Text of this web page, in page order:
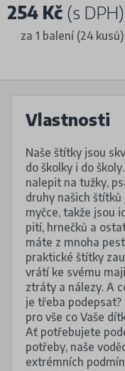
254 Kč (s DPH)
za 1 balení (24 kusů)
Vlastnosti
Naše štítky jsou
do školky i do
nalepit na tužky,
druhy našich štítků
myčce, takže jsou
pití, hrnečků a
máte z mnoha
praktické štítky
vrátí ke svému
ztráty a nálezy. A
je třeba
pro vše co Vaše
Ať potřebujete
potřeby, naše
extrémních